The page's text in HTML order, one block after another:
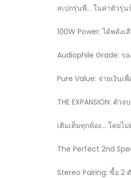
สเปกรุ่นพี่... ในค่าตัวรุ่น
100W Power: ได้พลังเ
Audiophile Grade: รอ
Pure Value: จ่ายเงินเ
THE EXPANSION: ตัว
เติมเต็มทุกห้อง... โดยไ
The Perfect 2nd
Stereo Pairing: ซื้อ 2